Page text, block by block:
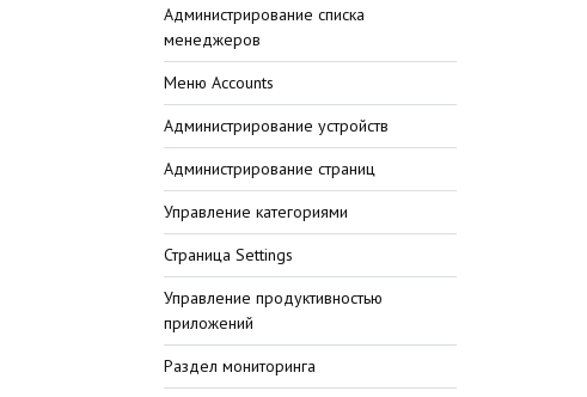
Администрирование списка
менеджеров
Меню Accounts
Администрирование устройств
Администрирование страниц
Управление категориями
Страница Settings
Управление продуктивностью
приложений
Раздел мониторинга